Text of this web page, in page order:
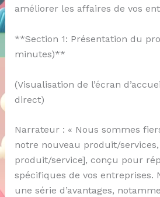
améliorer les affaires de vos
**Section 1: Présentation du
minutes)**
(Visualisation de l’écran
direct)
Narrateur : « Nous sommes
notre nouveau produit/
produit/service], conçu pour
spécifiques de vos entreprises.
une série d’avantages,